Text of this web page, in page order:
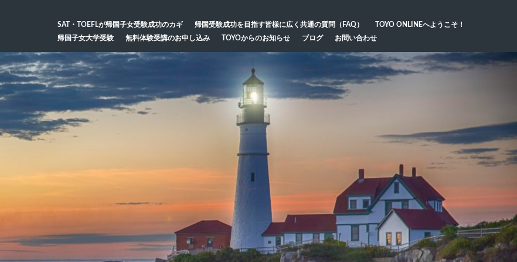
SAT・TOEFLが帰国子女受験成功のカギ 帰国受験成功を目指す皆様に広く共通の質問（FAQ）
TOYO ONLINEへようこそ！
帰国子女大学受験
無料体験受講のお申し込み TOYOからのお知らせ ブログ お問い合わせ